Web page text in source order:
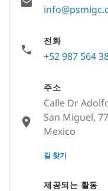
제공되는 활동
전화
+52 987 564
주소
Calle Dr
San Miguel,
Mexico
None
길 찾기